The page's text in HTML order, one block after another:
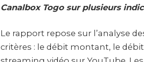
Canalbox Togo sur plusieurs
Le rapport repose sur l’analyse
critères : le débit montant, le